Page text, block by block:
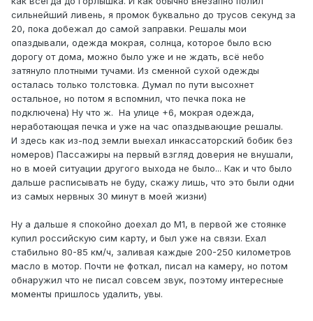
сильнейший ливень, я промок буквально до трусов секунд за
20, пока добежал до самой заправки. Решалы мои
опаздывали, одежда мокрая, солнца, которое было всю
дорогу от дома, можно было уже и не ждать, всё небо
затянуло плотными тучами. Из сменной сухой одежды
осталась только толстовка. Думал по пути высохнет
остальное, но потом я вспомнил, что печка пока не
подключена) Ну что ж. На улице +6, мокрая одежда,
неработающая печка и уже на час опаздывающие решалы.
И здесь как из-под земли выехал инкассаторский бобик без
номеров) Пассажиры на первый взгляд доверия не внушали,
но в моей ситуации другого выхода не было... Как и что было
дальше расписывать не буду, скажу лишь, что это были одни
из самых нервных 30 минут в моей жизни)
Ну а дальше я спокойно доехал до М1, в первой же стоянке
купил российскую сим карту, и был уже на связи. Ехал
стабильно 80-85 км/ч, заливая каждые 200-250 километров
масло в мотор. Почти не фоткал, писал на камеру, но потом
обнаружил что не писал совсем звук, поэтому интересные
моменты пришлось удалить, увы.